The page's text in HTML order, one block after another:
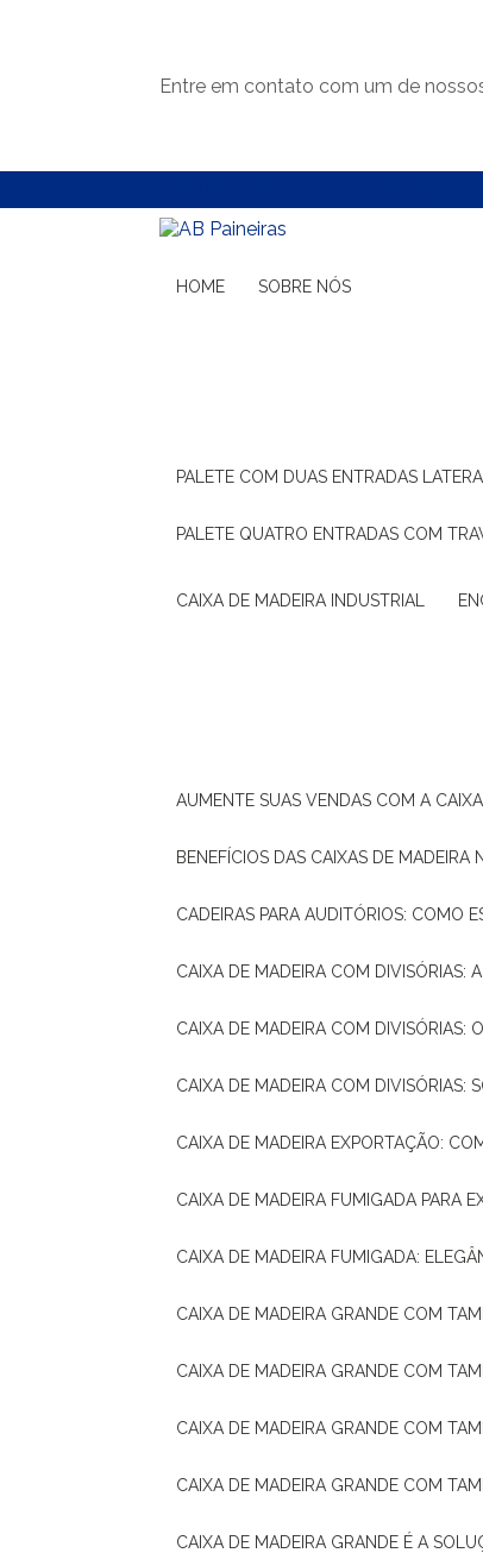
Entre em contato com um de
HOME SOBRE NÓS
PALETE COM DUAS ENTRADAS
PALETE QUATRO ENTRADAS COM
CAIXA DE MADEIRA INDUSTRIAL
AUMENTE SUAS VENDAS COM A
BENEFÍCIOS DAS CAIXAS DE
CADEIRAS PARA AUDITÓRIOS: COMO
CAIXA DE MADEIRA COM DIVISÓRIAS:
CAIXA DE MADEIRA COM
CAIXA DE MADEIRA COM DIVISÓRIAS:
CAIXA DE MADEIRA EXPORTAÇÃO:
CAIXA DE MADEIRA FUMIGADA PARA
CAIXA DE MADEIRA FUMIGADA:
CAIXA DE MADEIRA GRANDE COM
CAIXA DE MADEIRA GRANDE COM
CAIXA DE MADEIRA GRANDE COM
CAIXA DE MADEIRA GRANDE COM
CAIXA DE MADEIRA GRANDE É A